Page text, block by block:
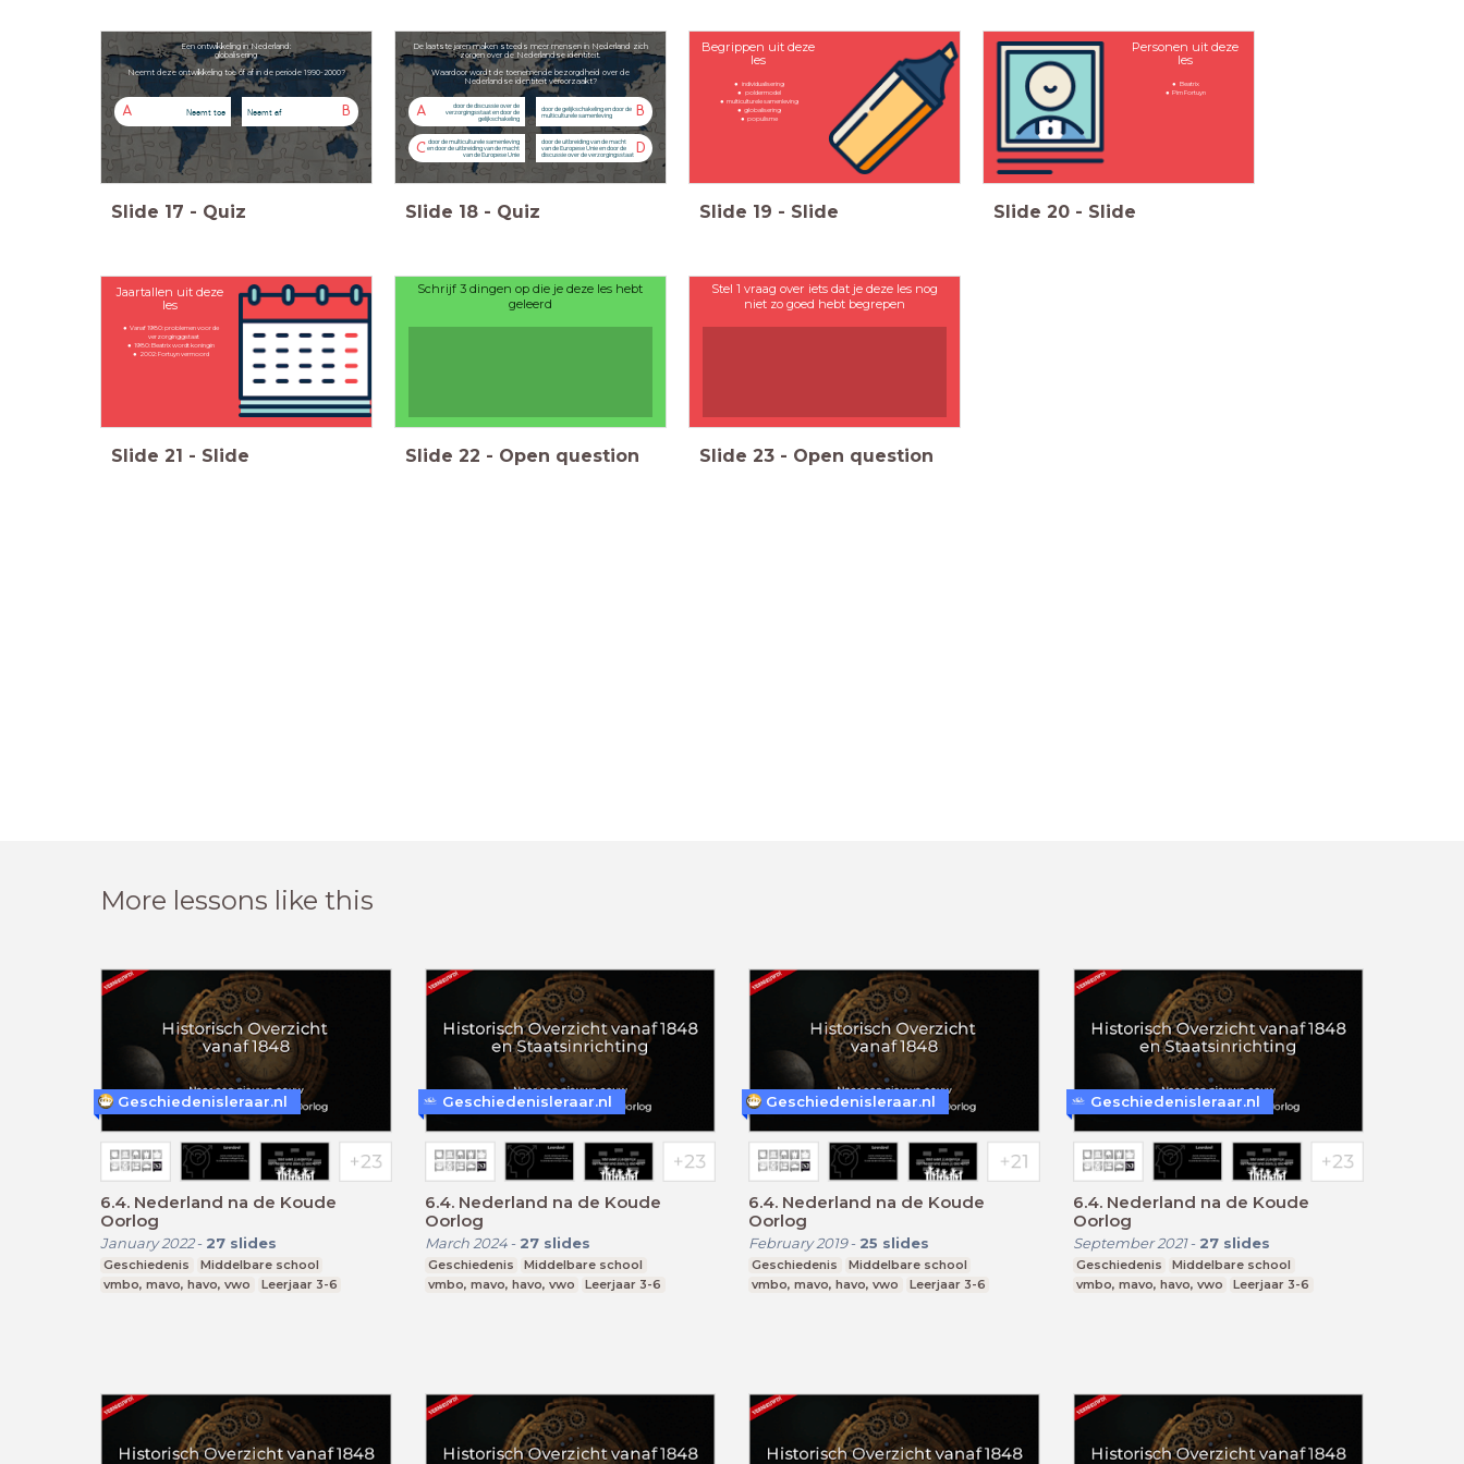
Een ontwikkeling in Nederland:
globalisering
Neemt deze ontwikkeling toe óf af in de periode 1990-2000?
A Neemt toe B
Neemt af
Slide 17 - Quiz
De laatste jaren maken steeds meer mensen in Nederland zich
zorgen over de Nederlandse identiteit.
Waardoor wordt de toenemende bezorgdheid over de
Nederlandse identiteit veroorzaakt?
A
door de discussie over de
verzorgingsstaat en door de
gelijkschakeling
B
door de gelijkschakeling en door de
multiculturele samenleving
C door de multiculturele samenleving
en door de uitbreiding van de macht
van de Europese Unie
D
door de uitbreiding van de macht
van de Europese Unie en door de
discussie over de verzorgingsstaat
Slide 18 - Quiz
Begrippen uit deze
les
individualisering
poldermodel
multiculturele samenleving
globalisering
populisme
Slide 19 - Slide
Personen uit deze
les
Beatrix
Pim Fortuyn
Slide 20 - Slide
Jaartallen uit deze
les
Vanaf 1980: problemen voor de
verzorginggstaat
1980: Beatrix wordt koningin
2002: Fortuyn vermoord
Slide 21 - Slide
Schrijf 3 dingen op die je deze les hebt
geleerd
Slide 22 - Open question
Stel 1 vraag over iets dat je deze les nog
niet zo goed hebt begrepen
Slide 23 - Open question
More lessons like this
6.4. Nederland na de Koude
Oorlog
January 2022- 27 slides
Geschiedenis
Middelbare school
vmbo, mavo, havo, vwo
Leerjaar 3-6
Geschiedenisleraar.nl
6.4. Nederland na de Koude
Oorlog
March 2024- 27 slides
Geschiedenis
Middelbare school
vmbo, mavo, havo, vwo
Leerjaar 3-6
Geschiedenisleraar.nl
6.4. Nederland na de Koude
Oorlog
February 2019- 25 slides
Geschiedenis
Middelbare school
vmbo, mavo, havo, vwo
Leerjaar 3-6
Geschiedenisleraar.nl
6.4. Nederland na de Koude
Oorlog
September 2021- 27 slides
Geschiedenis
Middelbare school
vmbo, mavo, havo, vwo
Leerjaar 3-6
Geschiedenisleraar.nl